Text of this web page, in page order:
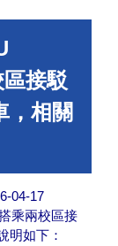
接駁
，相關
04-17
乘兩校區接
明如下：